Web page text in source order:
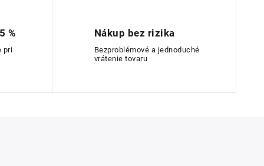
%
pri
Nákup bez rizika
Bezproblémové a jednoduché
vrátenie tovaru